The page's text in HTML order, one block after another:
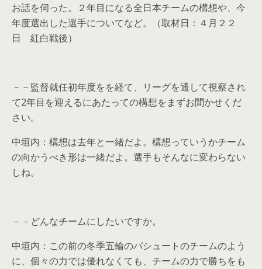
お話を伺った。２年目になる全日本チームの構想や、今
年度選出した選手についてなど。（取材日：４月２２
日 紅白戦後）
－－監督就任初年度をを経て、リーグを通して視察され
て2年目を迎えるにあたっての構想をまずお聞かせくだ
さい。
中垣内：構想は去年と一緒だよ。構想っていうかチーム
の向かうべき形は一緒だよ。選手もそんなに変わらない
しね。
－－どんなチームにしたいですか。
中垣内：この前の冬季五輪のパシュートのチームのよう
に、個々の力では優れなくても、チームの力で勝ちをも